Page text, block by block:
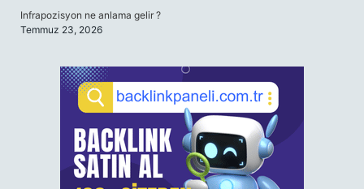
Infrapozisyon ne anlama gelir ?
Temmuz 23, 2026